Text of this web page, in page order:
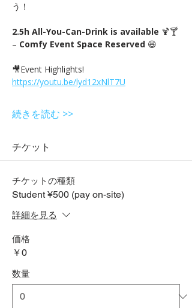
う！
2.5h All-You-Can-Drink is available 🍹🍸
– Comfy Event Space Reserved 😆
🎥Event Highlights!
https://youtu.be/lyd12xNlT7U
続きを読む >>
チケット
チケットの種類
Student ¥500 (pay on-site)
詳細を見る
価格
￥0
数量